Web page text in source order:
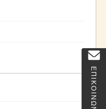
ΕΠΙΚΟΙΝΩΝΙΑ